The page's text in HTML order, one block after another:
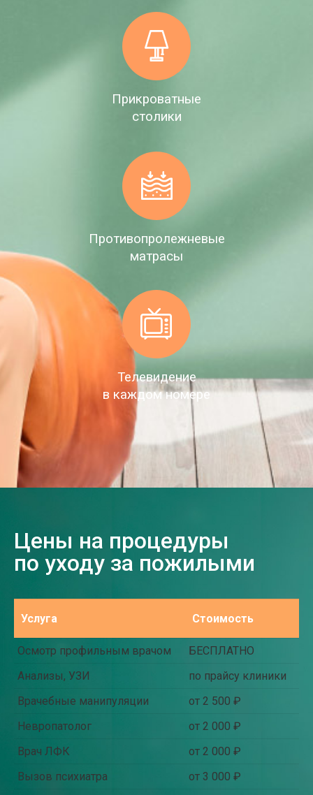
Прикроватные
столики
Противопролежневые
матрасы
Телевидение
в каждом номере
Цены на процедуры
по уходу за пожилыми
Услуга Стоимость
Осмотр профильным врачом
БЕСПЛАТНО
Анализы, УЗИ
по прайсу клиники
Врачебные манипуляции
от 2 500 ₽
Невропатолог
от 2 000 ₽
Врач ЛФК
от 2 000 ₽
Вызов психиатра
от 3 000 ₽